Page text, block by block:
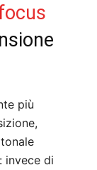
più
invece di